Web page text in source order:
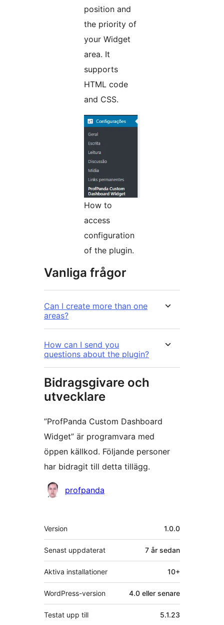
position and
the priority of
your Widget
area. It
supports
HTML code
and CSS.
How to
access
configuration
of the plugin.
Vanliga frågor
Can I create more than one
areas?
How can I send you
questions about the plugin?
Bidragsgivare och
utvecklare
”ProfPanda Custom Dashboard
Widget” är programvara med
öppen källkod. Följande personer
har bidragit till detta tillägg.
Bidragande
profpanda
Meta
Version 1.0.0
Senast uppdaterat 7 år sedan
Aktiva installationer 10+
WordPress-version 4.0 eller senare
Testat upp till 5.1.23